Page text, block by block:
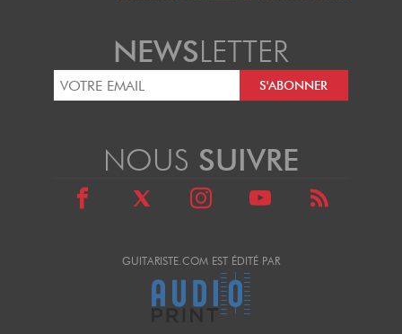
NEWSLETTER
GUITARISTE.COM EST ÉDITÉ PAR
NOUS SUIVRE